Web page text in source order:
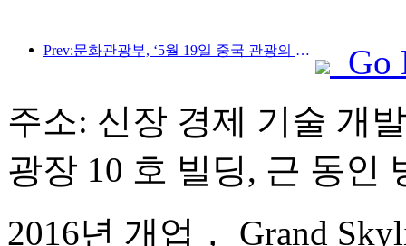
Prev:문화관광부, ‘5월 19일 중국 관광의 날’ 행사 공식 발표… 국민 대상 10억 위안 이상 보조금 지원 계획
Go
주소: 신장 경제 기술 개
광장 10 호 빌딩, 근 동인
2016년 개업， Grand